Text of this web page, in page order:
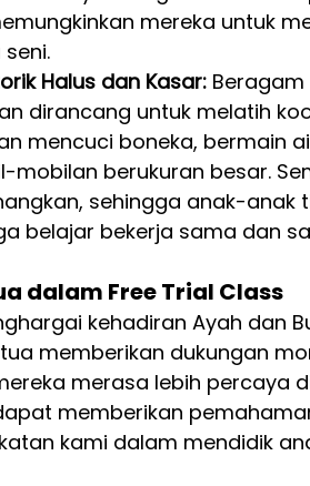
mereka untuk
Halus dan Kasar:
dirancang untuk melatih
mencuci boneka, bermain
mobilan berukuran besar.
sehingga anak-
belajar bekerja sama dan
dalam Free Trial Class
kehadiran Ayah dan
memberikan dukungan
merasa lebih percaya
memberikan
kami dalam mendidik